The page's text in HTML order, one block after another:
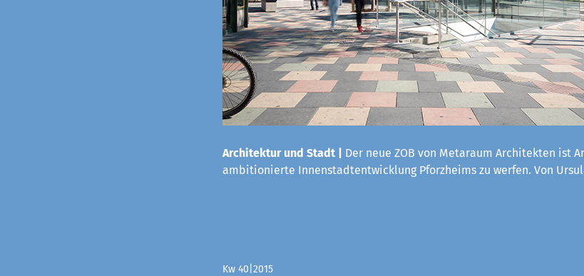
Architektur und Stadt |
Der neue ZOB von Metaraum Architekten ist
ambitionierte Innenstadtentwicklung Pforzheims zu werfen. Von
Kw 40|2015